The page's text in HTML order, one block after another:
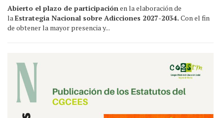
Abierto el plazo de participación en la elaboración de
la Estrategia Nacional sobre Adicciones 2027-2034. Con el fin
de obtener la mayor presencia y...